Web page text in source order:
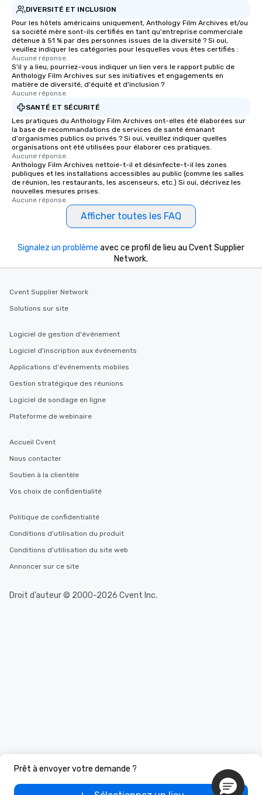
DIVERSITÉ ET INCLUSION
Pour les hôtels américains uniquement, Anthology Film Archives et/ou
sa société mère sont-ils certifiés en tant qu'entreprise commerciale
détenue à 51 % par des personnes issues de la diversité ? Si oui,
veuillez indiquer les catégories pour lesquelles vous êtes certifiés :
Aucune réponse.
S'il y a lieu, pourriez-vous indiquer un lien vers le rapport public de
Anthology Film Archives sur ses initiatives et engagements en
matière de diversité, d'équité et d'inclusion ?
Aucune réponse.
SANTÉ ET SÉCURITÉ
Les pratiques du Anthology Film Archives ont-elles été élaborées sur
la base de recommandations de services de santé émanant
d'organismes publics ou privés ? Si oui, veuillez indiquer quelles
organisations ont été utilisées pour élaborer ces pratiques.
Aucune réponse.
Anthology Film Archives nettoie-t-il et désinfecte-t-il les zones
publiques et les installations accessibles au public (comme les salles
de réunion, les restaurants, les ascenseurs, etc.) Si oui, décrivez les
nouvelles mesures prises.
Aucune réponse.
Afficher toutes les FAQ
Prêt à envoyer votre demande ?
Signalez un problème avec ce profil de lieu au Cvent Supplier
Network.
Cvent Supplier Network
Solutions sur site
Logiciel de gestion d'événement
Logiciel d'inscription aux événements
Applications d'événements mobiles
Gestion stratégique des réunions
Logiciel de sondage en ligne
Plateforme de webinaire
Accueil Cvent
Nous contacter
Soutien à la clientèle
Vos choix de confidentialité
Politique de confidentialité
Conditions d’utilisation du produit
Conditions d’utilisation du site web
Annoncer sur ce site
Droit d’auteur © 2000-2026 Cvent Inc.